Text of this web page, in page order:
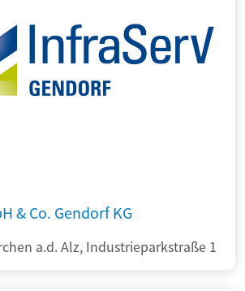
& Co. Gendorf KG
a.d. Alz, Industrieparkstraße 1